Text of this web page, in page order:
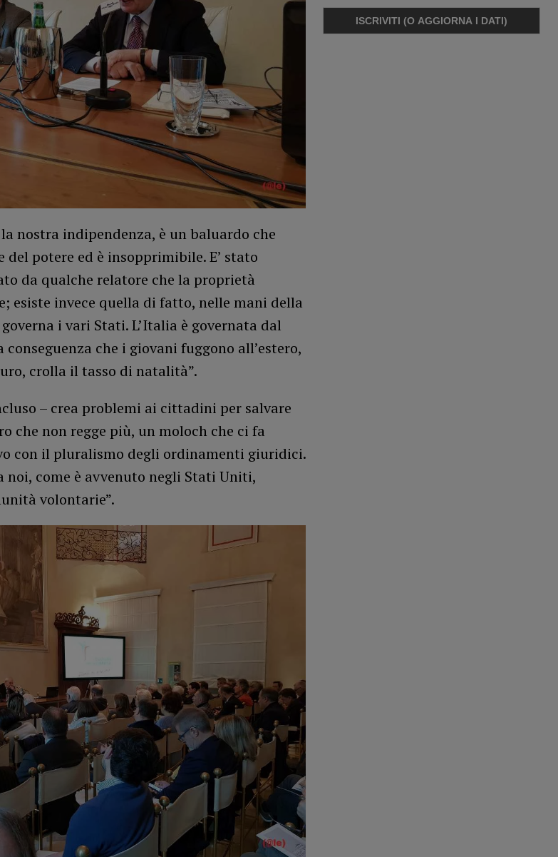
nostra indipendenza, è un baluardo che
potere ed è insopprimibile. E’ stato
da qualche relatore che la proprietà
esiste invece quella di fatto, nelle mani della
i vari Stati. L’Italia è governata dal
che i giovani fuggono all’estero,
crolla il tasso di natalità”.
– crea problemi ai cittadini per salvare
che non regge più, un moloch che ci fa
con il pluralismo degli ordinamenti giuridici.
noi, come è avvenuto negli Stati Uniti,
volontarie”.